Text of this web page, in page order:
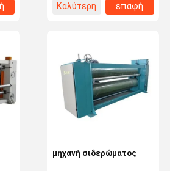
Καλύτερη
επαφή
μηχανή σιδερώματος